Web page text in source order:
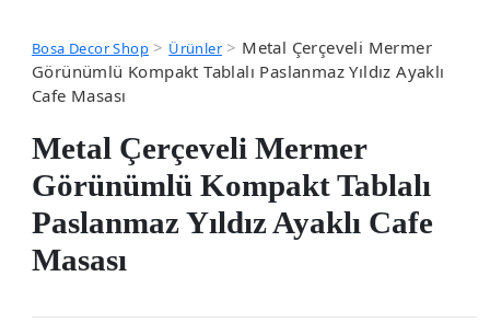
Bosa Decor Shop> Ürünler> Metal Çerçeveli Mermer
Görünümlü Kompakt Tablalı Paslanmaz Yıldız Ayaklı
Cafe Masası
Metal Çerçeveli Mermer
Görünümlü Kompakt Tablalı
Paslanmaz Yıldız Ayaklı Cafe
Masası